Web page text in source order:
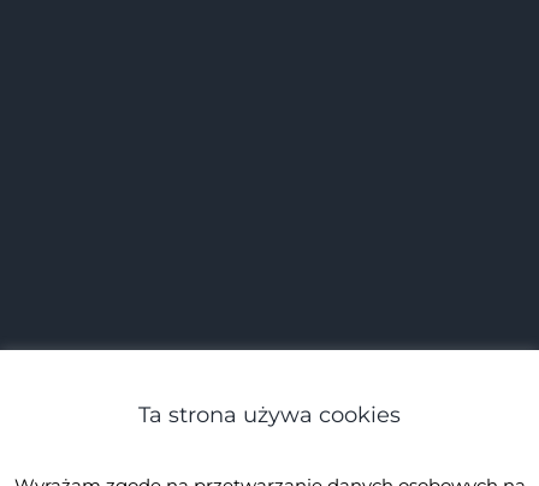
Ta strona używa cookies